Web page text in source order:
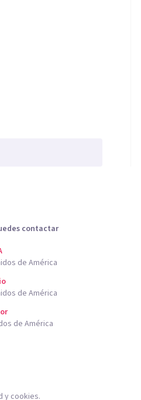
contactar
de América
de América
de América
y cookies.